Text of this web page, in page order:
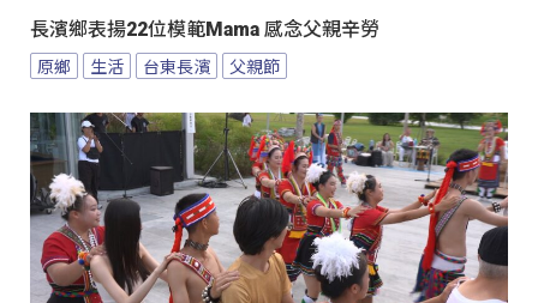
長濱鄉表揚22位模範Mama 感念父親辛勞
原鄉 生活 台東長濱 父親節